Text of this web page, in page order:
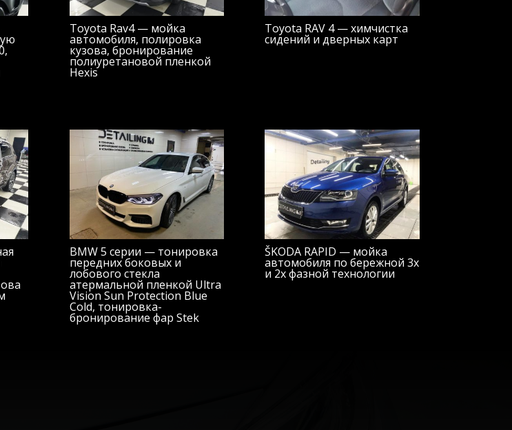
Toyota Rav4 — мойка
автомобиля, полировка
кузова, бронирование
полиуретановой пленкой
Hexis
Toyota RAV 4 — химчистка
сидений и дверных карт
BMW 5 серии — тонировка
передних боковых и
лобового стекла
атермальной пленкой Ultra
Vision Sun Protection Blue
Cold, тонировка-
бронирование фар Stek
ŠKODA RAPID — мойка
автомобиля по бережной 3х
и 2х фазной технологии